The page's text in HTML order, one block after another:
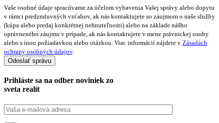
Vaše osobné údaje spracúvame za účelom vybavenia Vašej správy alebo dopytu
v rámci predzmluvných vzťahov, ak nás kontaktujete so záujmom o naše služby
(kúpa alebo predaj konkrétnej nehnuteľnosti) alebo na základe nášho
oprávneného záujmu v prípade, ak nás kontaktujete v mene právnickej osoby
alebo s inou požiadavkou alebo otázkou. Viac informácií nájdete v Zásadách
ochrany osobných údajov.
Prihláste sa na odber noviniek zo
sveta realít